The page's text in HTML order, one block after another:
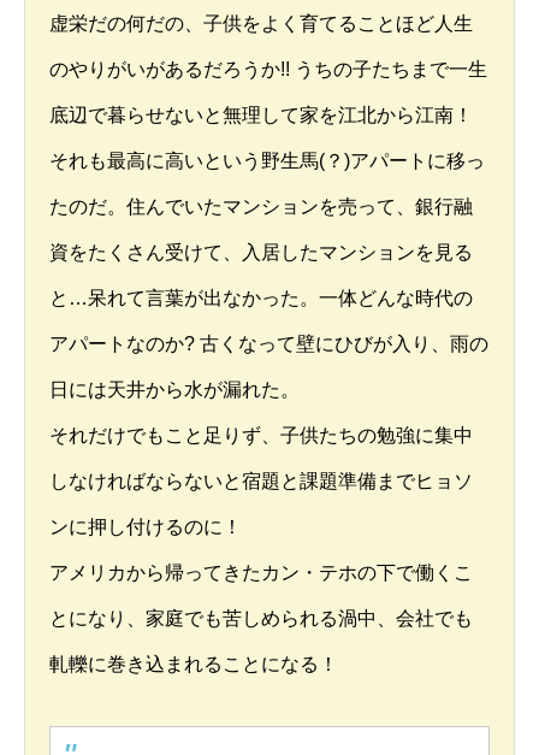
虚栄だの何だの、子供をよく育てることほど人生
のやりがいがあるだろうか!! うちの子たちまで一生
底辺で暮らせないと無理して家を江北から江南！
それも最高に高いという野生馬(？)アパートに移っ
たのだ。住んでいたマンションを売って、銀行融
資をたくさん受けて、入居したマンションを見る
と…呆れて言葉が出なかった。一体どんな時代の
アパートなのか? 古くなって壁にひびが入り、雨の
日には天井から水が漏れた。
それだけでもこと足りず、子供たちの勉強に集中
しなければならないと宿題と課題準備までヒョソ
ンに押し付けるのに！
アメリカから帰ってきたカン・テホの下で働くこ
とになり、家庭でも苦しめられる渦中、会社でも
軋轢に巻き込まれることになる！